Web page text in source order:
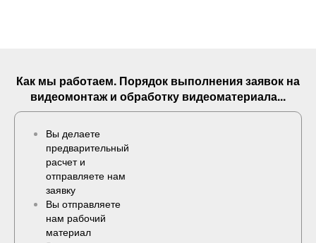
Как мы работаем. Порядок выполнениязаявок на
видеомонтаж и обработку видеоматериала...
Вы делаете
предварительный
расчет и
отправляете нам
заявку
Вы отправляете
нам рабочий
материал